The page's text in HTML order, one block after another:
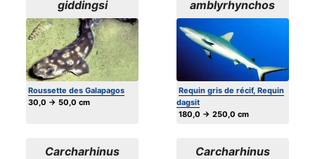
giddingsi
Roussette des Galapagos
30,0 → 50,0 cm
amblyrhynchos
Requin gris de récif, Requin
dagsit
180,0 → 250,0 cm
Carcharhinus
Carcharhinus